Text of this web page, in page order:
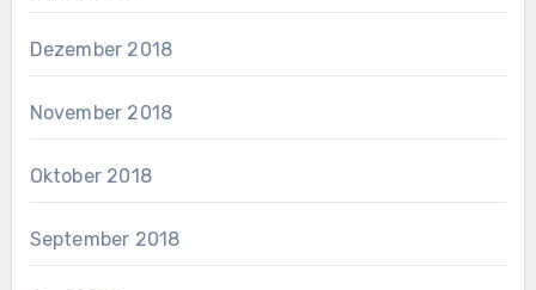
Dezember 2018
November 2018
Oktober 2018
September 2018